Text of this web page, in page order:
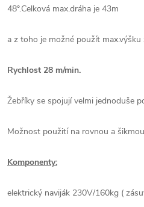
48°.Celková max.dráha je 43m
a z toho je možné použít
Rychlost 28 m/min.
Žebříky se spojují velmi jednoduše
Možnost použití na rovnou a
Komponenty:
elektrický naviják 230V/160kg (